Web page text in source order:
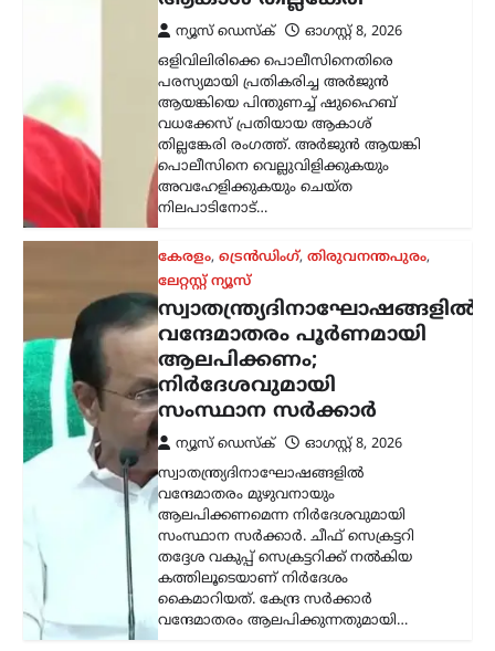
സ്വാതന്ത്ര്യദിനാഘോഷങ്ങളിൽ
വന്ദേമാതരം മുഴുവനായും
ആലപിക്കണമെന്ന നിർദേശവുമായി
സംസ്ഥാന സർക്കാർ. ചീഫ് സെക്രട്ടറി
തദ്ദേശ വകുപ്പ് സെക്രട്ടറിക്ക് നൽകിയ
കത്തിലൂടെയാണ് നിർദേശം
കൈമാറിയത്. കേന്ദ്ര സർക്കാർ
വന്ദേമാതരം ആലപിക്കുന്നതുമായി…
അന്താരാഷ്ട്രം,
ലേറ്റസ്റ്റ് ന്യൂസ്
ഇന്ത്യക്കും ചൈനക്കും
തിരിച്ചടി; റഷ്യൻ എണ്ണ
വാങ്ങുന്ന രാജ്യങ്ങൾക്ക്
100% വരെ തീരുവ;
നിർണായക ബില്ലിന്
യുഎസ് സെനറ്റ്
അംഗീകാരം
ന്യൂസ് ഡെസ്ക്
ഓഗസ്റ്റ്‌ 8, 2026
റഷ്യയിൽ നിന്ന് എണ്ണയും
പ്രകൃതിവാതകവും വാങ്ങുന്ന
രാജ്യങ്ങൾക്കെതിരെ കടുത്ത
സാമ്പത്തിക നടപടികൾക്ക്
വഴിയൊരുക്കുന്ന ബില്ലിന് യുഎസ്
സെനറ്റ് അംഗീകാരം നൽകി. ഇന്ത്യ,
ചൈന ഉൾപ്പെടെയുള്ള രാജ്യങ്ങൾക്ക്
100…